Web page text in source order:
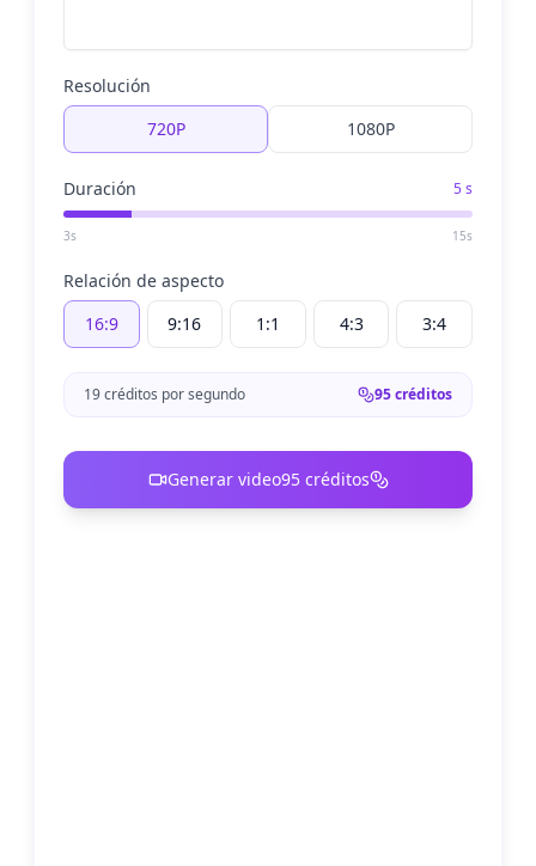
Resolución
720P
1080P
Duración 5 s
3s 15s
Relación de aspecto
16:9
9:16 1:1 4:3 3:4
19 créditos por segundo 95 créditos
Generar video95 créditos